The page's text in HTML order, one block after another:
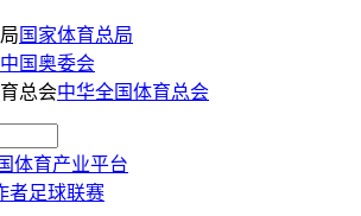
国家体育总局
中国奥委会
中华全国体育总会